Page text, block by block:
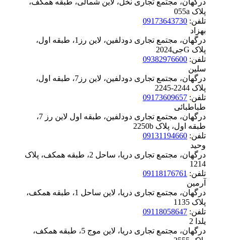
پلاک ‪055a
تلفن: 09173643730
بهزاد
درگهان، مجتمع تجاری دودلفین، لاین رز1، طبقه اول،
پلاک ‪2024جیG
تلفن: 09382976600
سلین
درگهان، مجتمع تجاری دودلفین، لاین رز7، طبقه اول،
پلاک ‪2245-2244
تلفن: 09173609657
طباطبائی
درگهان، مجتمع تجاری دودلفین، طبقه اول لاین رز 7،
طبقه اول، پلاک ‪2250b
تلفن: 09131194660
وحید
درگهان، مجتمع تجاری دریا، ساحل 2، طبقه همکف، پلاک
‪1214
تلفن: 09118176761
آرمین
درگهان، مجتمع تجاری دریا، لاین ساحل 1، طبقه همکف،
پلاک ‪1135
تلفن: 09118058647
یلدا 2
درگهان، مجتمع تجاری دریا، لاین موج 5، طبقه همکف،